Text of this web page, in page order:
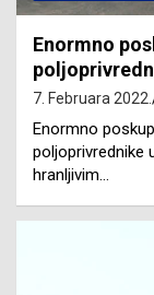
Enormno
7. Februara 2022.
Enormno
poljoprivrednike
hranljivim…